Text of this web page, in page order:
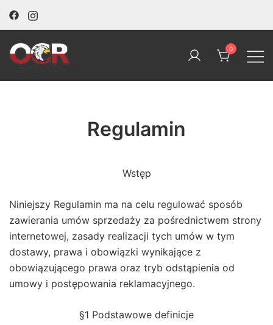
Skip
OCR Polska
0
Regulamin
Wstęp
Niniejszy Regulamin ma na celu regulować sposób
zawierania umów sprzedaży za pośrednictwem strony
internetowej, zasady realizacji tych umów w tym
dostawy, prawa i obowiązki wynikające z
obowiązującego prawa oraz tryb odstąpienia od
umowy i postępowania reklamacyjnego.
§1 Podstawowe definicje